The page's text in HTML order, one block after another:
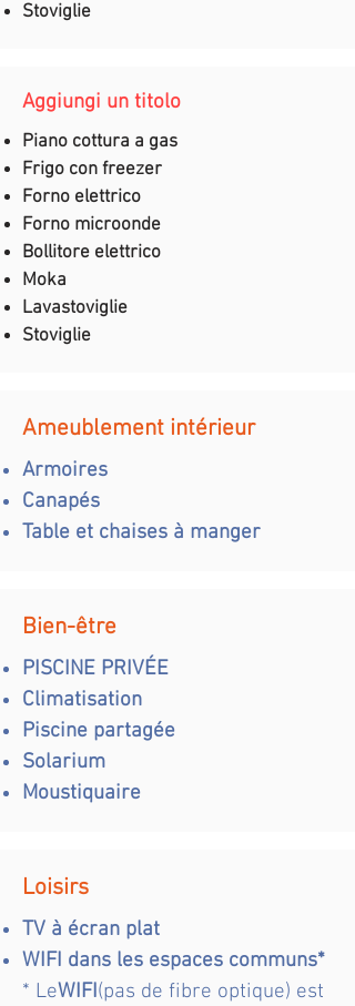
Stoviglie
Aggiungi un titolo
Piano cottura a gas
Frigo con freezer
Forno elettrico
Forno microonde
Bollitore elettrico
Moka
Lavastoviglie
Stoviglie
Ameublement intérieur
Armoires
Canapés
Table et chaises à manger
Bien-être
PISCINE PRIVÉE
Climatisation
Piscine partagée
Solarium
Moustiquaire
Loisirs
TV à écran plat
WIFI dans les espaces communs*
* LeWIFI(pas de fibre optique) est